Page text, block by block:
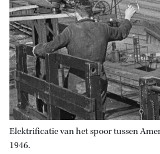
Elektrificatie van het spoor tussen
1946.